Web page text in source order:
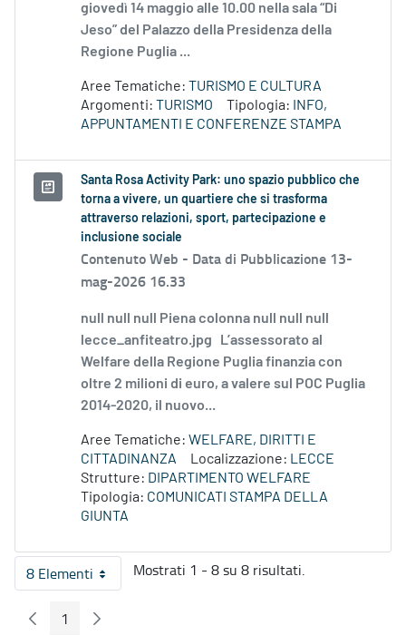
giovedì 14 maggio alle 10.00 nella sala “Di
Jeso” del Palazzo della Presidenza della
Regione Puglia ...
Aree Tematiche: TURISMO E CULTURA
Argomenti: TURISMO Tipologia:
INFO,
APPUNTAMENTI E CONFERENZE STAMPA
Santa Rosa Activity Park: uno spazio pubblico che
torna a vivere, un quartiere che si trasforma
attraverso relazioni, sport, partecipazione e
inclusione sociale
Contenuto Web - Data di Pubblicazione 13-
mag-2026 16.33
null null null Piena colonna null null null
lecce_anfiteatro.jpg L’assessorato al
Welfare della Regione Puglia finanzia con
oltre 2 milioni di euro, a valere sul POC Puglia
2014-2020, il nuovo...
Aree Tematiche: WELFARE, DIRITTI E
CITTADINANZA
Localizzazione: LECCE
Strutture: DIPARTIMENTO WELFARE
Tipologia: COMUNICATI STAMPA DELLA
GIUNTA
8 ElementiPer pagina
Mostrati 1 - 8 su 8 risultati.
Pagina Precedente
Pagina
1 Pagina Seguente